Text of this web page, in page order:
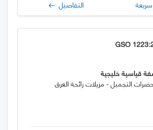
التفاصيل
GSO
قياسية خليجية
التجميل - مزيلات رائحة العرق